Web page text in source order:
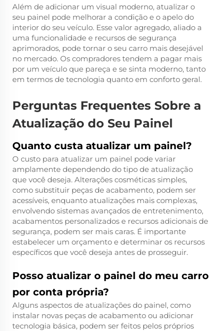
Além de adicionar um visual moderno, atualizar o
seu painel pode melhorar a condição e o apelo do
interior do seu veículo. Esse valor agregado, aliado a
uma funcionalidade e recursos de segurança
aprimorados, pode tornar o seu carro mais desejável
no mercado. Os compradores tendem a pagar mais
por um veículo que pareça e se sinta moderno, tanto
em termos de tecnologia quanto em conforto geral.
Perguntas Frequentes Sobre a
Atualização do Seu Painel
Quanto custa atualizar um painel?
O custo para atualizar um painel pode variar
amplamente dependendo do tipo de atualização
que você deseja. Alterações cosméticas simples,
como substituir peças de acabamento, podem ser
acessíveis, enquanto atualizações mais complexas,
envolvendo sistemas avançados de entretenimento,
acabamentos personalizados e recursos adicionais de
segurança, podem ser mais caras. É importante
estabelecer um orçamento e determinar os recursos
específicos que você deseja antes de prosseguir.
Posso atualizar o painel do meu carro
por conta própria?
Alguns aspectos de atualizações do painel, como
instalar novas peças de acabamento ou adicionar
tecnologia básica, podem ser feitos pelos próprios